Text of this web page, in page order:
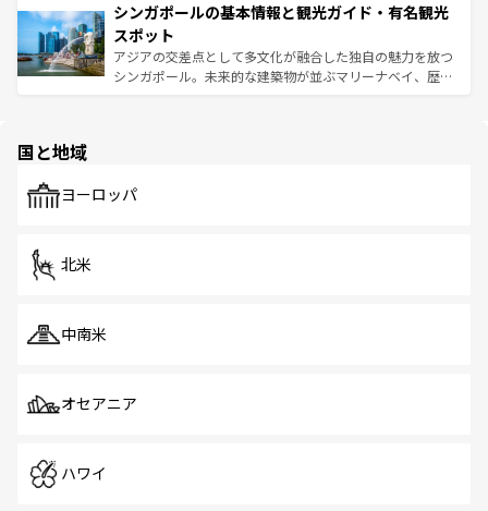
参照してほしい。
激する。気候は一年中温暖で、どの季節にも異なる楽しみ
が待っている。親しみやすいタイの人々、仏教を中心とし
た文化、そして多様な観光資源が、訪れる旅人を魅了し続
ける。 なお、新着のタイ情報はコンテンツ一覧を参照して
み、どこを訪れても感動するはず。観光スポットが密集し
ており、効率よく見どころを回れるのも魅力。息をのむよ
うな絶景から文化的な体験まで、香港を存分に楽しみ尽く
そう。 なお、新着の香港情報はコンテンツ一覧を参照して
シンガポールの基本情報と観光ガイド・有名観光
スポット
アジアの交差点として多文化が融合した独自の魅力を放つ
シンガポール。未来的な建築物が並ぶマリーナベイ、歴史
で、ホーカーズは地元の風情を楽しめる外せないスポット
国と地域
ヨーロッパ
北米
中南米
オセアニア
ハワイ